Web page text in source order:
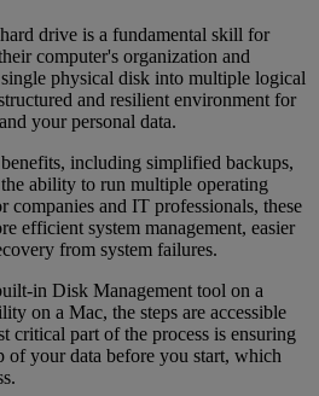
drive is a fundamental skill for
computer's organization and
physical disk into multiple logical
and resilient environment for
your personal data.
including simplified backups,
ability to run multiple operating
companies and IT professionals, these
efficient system management, easier
from system failures.
in Disk Management tool on a
on a Mac, the steps are accessible
critical part of the process is ensuring
of your data before you start, which